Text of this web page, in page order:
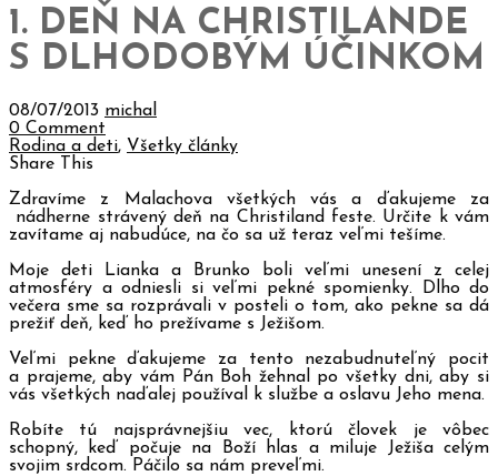
1. DEŇ NA CHRISTILANDE
S DLHODOBÝM ÚČINKOM
08/07/2013 michal
0 Comment
Rodina a deti, Všetky články
Share This
Zdravíme z Malachova všetkých vás a ďakujeme za
nádherne strávený deň na Christiland feste. Určite k vám
zavítame aj nabudúce, na čo sa už teraz veľmi tešíme.
Moje deti Lianka a Brunko boli veľmi unesení z celej
atmosféry a odniesli si veľmi pekné spomienky. Dlho do
večera sme sa rozprávali v posteli o tom, ako pekne sa dá
prežiť deň, keď ho prežívame s Ježišom.
Veľmi pekne ďakujeme za tento nezabudnuteľný pocit
a prajeme, aby vám Pán Boh žehnal po všetky dni, aby si
vás všetkých naďalej používal k službe a oslavu Jeho mena.
Robíte tú najsprávnejšiu vec, ktorú človek je vôbec
schopný, keď počuje na Boží hlas a miluje Ježiša celým
svojim srdcom. Páčilo sa nám preveľmi.